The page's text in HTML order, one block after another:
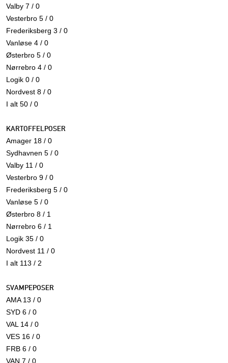
Valby 7 / 0
Vesterbro 5 / 0
Frederiksberg 3 / 0
Vanløse 4 / 0
Østerbro 5 / 0
Nørrebro 4 / 0
Logik 0 / 0
Nordvest 8 / 0
I alt 50 / 0
KARTOFFELPOSER
Amager 18 / 0
Sydhavnen 5 / 0
Valby 11 / 0
Vesterbro 9 / 0
Frederiksberg 5 / 0
Vanløse 5 / 0
Østerbro 8 / 1
Nørrebro 6 / 1
Logik 35 / 0
Nordvest 11 / 0
I alt 113 / 2
SVAMPEPOSER
AMA 13 / 0
SYD 6 / 0
VAL 14 / 0
VES 16 / 0
FRB 6 / 0
VAN 7 / 0